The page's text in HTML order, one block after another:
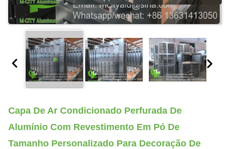
Capa De Ar Condicionado Perfurada De
Alumínio Com Revestimento Em Pó De
Tamanho Personalizado Para Decoração De